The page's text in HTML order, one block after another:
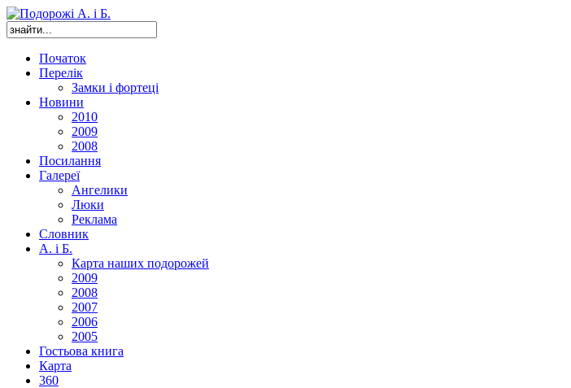
Початок
Перелік
Замки і фортеці
Новини
2010
2009
2008
Посилання
Галереї
Ангелики
Люки
Реклама
Словник
А. і Б.
Карта наших подорожей
2009
2008
2007
2006
2005
Гостьова книга
Карта
360